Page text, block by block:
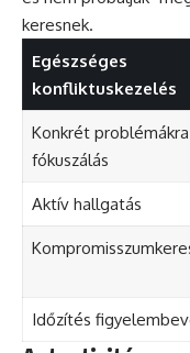
keresnek.
Egészséges
konfliktuskezelés
Konkrét problémákra
fókuszálás
Aktív hallgatás
Időzítés